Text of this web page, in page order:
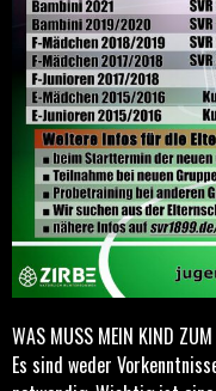
WAS MUSS MEIN KIND
Es sind weder